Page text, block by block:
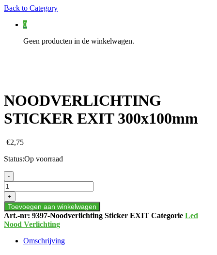
Back to Category
0
Geen producten in de winkelwagen.
NOODVERLICHTING
STICKER EXIT 300x100mm
€2,75
Status:Op voorraad
NOODVERLICHTING
STICKER
EXIT
300x100mm
aantal
-
+
Toevoegen aan winkelwagen
Art.-nr: 9397-Noodverlichting Sticker EXIT Categorie Led
Nood Verlichting
Omschrijving